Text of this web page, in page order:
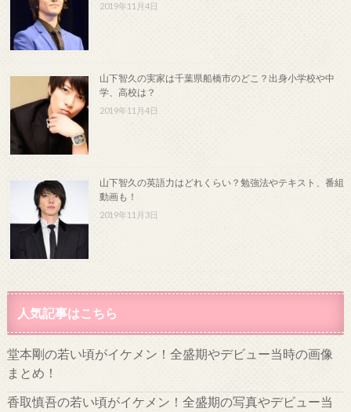
2019年11月4日
山下智久の実家は千葉県船橋市のどこ？出身小学校や中
学、高校は？
2019年11月4日
山下智久の英語力はどれくらい？勉強法やテキスト、番組
動画も！
2019年11月3日
人気記事はこちら
堂本剛の若い頃がイケメン！全盛期やデビュー当時の画像
まとめ！
香取慎吾の若い頃がイケメン！全盛期の写真やデビュー当